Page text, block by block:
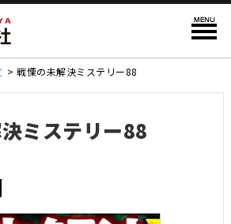
> 戦慄の未解決ミステリー88
ミステリー88